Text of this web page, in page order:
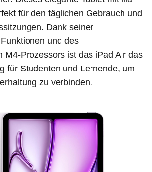
für den täglichen Gebrauch und
Dank seiner
und des
M4-Prozessors ist das iPad Air das
für Studenten und Lernende, um
zu verbinden.